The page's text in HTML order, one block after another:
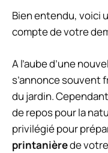
Bien entendu, voici
compte de votre
A l’aube d’une
s’annonce souvent
du jardin.
de repos pour la
privilégié pour
printanièrede